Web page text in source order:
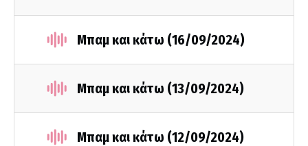
Μπαμ και κάτω (16/09/2024)
Μπαμ και κάτω (13/09/2024)
Μπαμ και κάτω (12/09/2024)